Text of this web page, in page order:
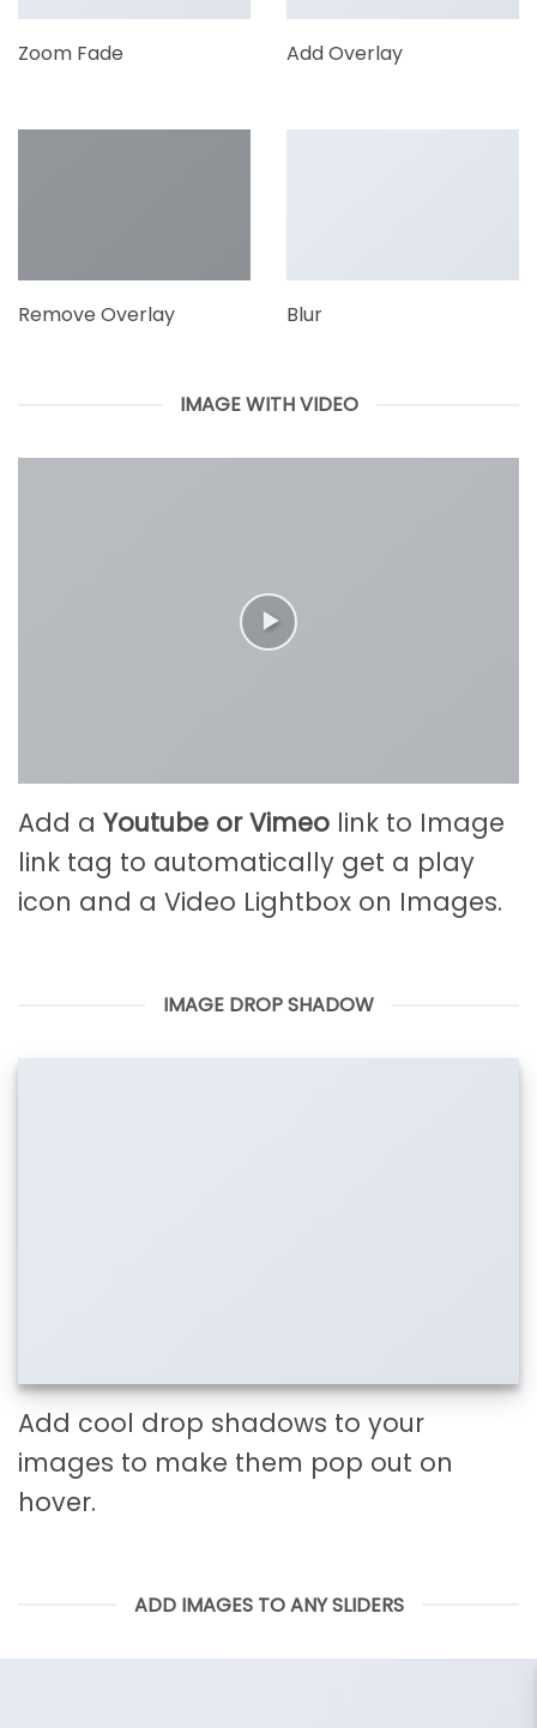
Zoom Fade Add Overlay
Remove Overlay Blur
IMAGE WITH VIDEO
Add a Youtube or Vimeo link to Image
link tag to automatically get a play
icon and a Video Lightbox on Images.
IMAGE DROP SHADOW
Add cool drop shadows to your
images to make them pop out on
hover.
ADD IMAGES TO ANY SLIDERS